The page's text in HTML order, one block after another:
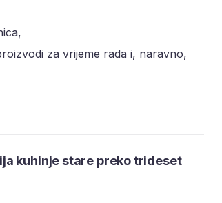
za vrijeme rada i, naravno,
kuhinje stare preko trideset